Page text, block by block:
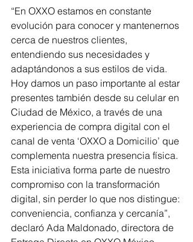
“En OXXO estamos en constante
evolución para conocer y mantenernos
cerca de nuestros clientes,
entendiendo sus necesidades y
adaptándonos a sus estilos de vida.
Hoy damos un paso importante al estar
presentes también desde su celular en
Ciudad de México, a través de una
experiencia de compra digital con el
canal de venta ‘OXXO a Domicilio’ que
complementa nuestra presencia física.
Esta iniciativa forma parte de nuestro
compromiso con la transformación
digital, sin perder lo que nos distingue:
conveniencia, confianza y cercanía”,
declaró Ada Maldonado, directora de